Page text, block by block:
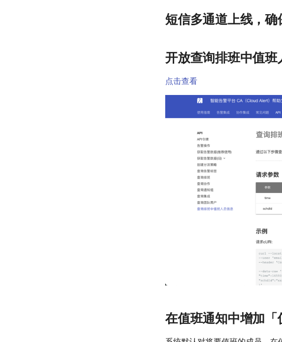
短信多通道上线，
开放查询排班中值
点击查看
在值班通知中增加